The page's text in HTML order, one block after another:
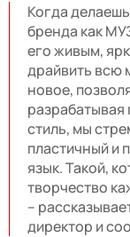
Когда
бренда как
его живым,
драйвить всю
новое,
стиль, мы
пластичный и
язык. Такой,
творчество
–
директор и